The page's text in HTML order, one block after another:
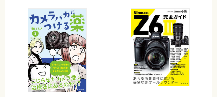
・次なるGoProの主戦場は空!? GoPro独自のドローンが登場へ